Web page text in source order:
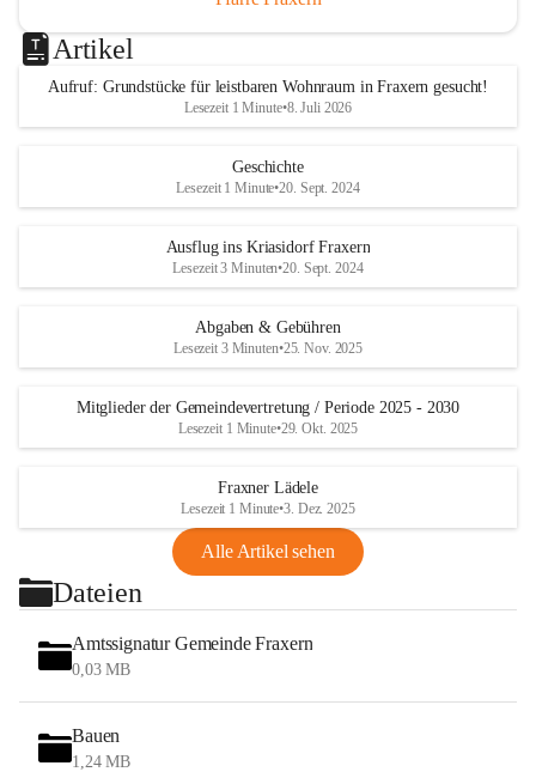
Artikel
Aufruf: Grundstücke für leistbaren Wohnraum in Fraxern gesucht!
Lesezeit 1 Minute•8. Juli 2026
Geschichte
Lesezeit 1 Minute•20. Sept. 2024
Ausflug ins Kriasidorf Fraxern
Lesezeit 3 Minuten•20. Sept. 2024
Abgaben & Gebühren
Lesezeit 3 Minuten•25. Nov. 2025
Mitglieder der Gemeindevertretung / Periode 2025 - 2030
Lesezeit 1 Minute•29. Okt. 2025
Fraxner Lädele
Lesezeit 1 Minute•3. Dez. 2025
Alle Artikel sehen
Dateien
Amtssignatur Gemeinde Fraxern
0,03 MB
Bauen
1,24 MB